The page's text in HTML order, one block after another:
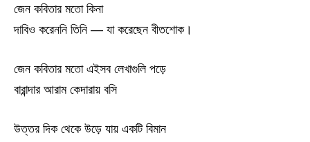
জেন কবিতার মতো কিনা
দাবিও করেননি তিনি — যা করেছেন বীতশোক।
জেন কবিতার মতো এইসব লেখাগুলি পড়ে
বারান্দার আরাম কেদারায় বসি
উত্তর দিক থেকে উড়ে যায় একটি বিমান